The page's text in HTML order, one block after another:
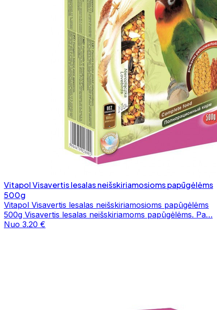
Vitapol Visavertis lesalas neišskiriamosioms papūgėlėms
500g
Vitapol Visavertis lesalas neišskiriamosioms papūgėlėms
500g Visavertis lesalas neišskiriamoms papūgėlėms. Pa…
Nuo 3.20 €